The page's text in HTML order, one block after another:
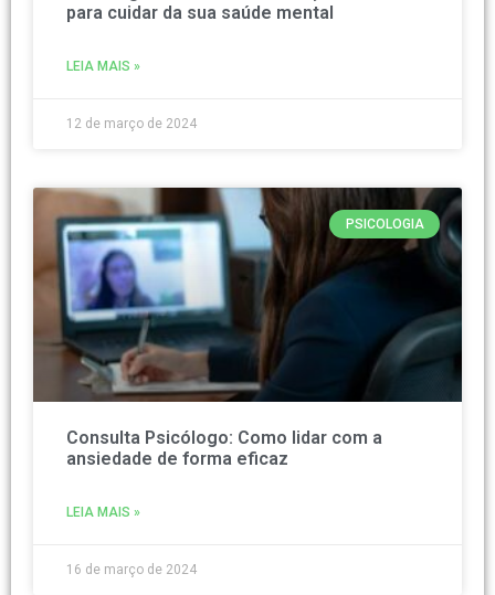
para cuidar da sua saúde mental
LEIA MAIS »
12 de março de 2024
PSICOLOGIA
Consulta Psicólogo: Como lidar com a
ansiedade de forma eficaz
LEIA MAIS »
16 de março de 2024